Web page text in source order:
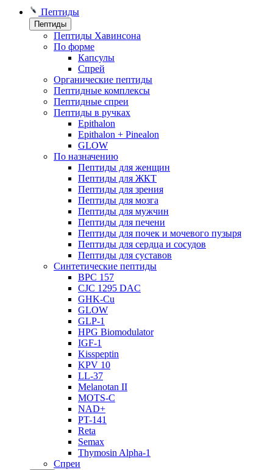
Пептиды
Пептиды
Пептиды Хавинсона
По форме
Капсулы
Спрей
Органические пептиды
Пептидные комплексы
Пептидные спреи
Пептиды в ручках
Epithalon
Epithalon + Pinealon
GLOW
По назначению
Пептиды для женщин
Пептиды для ЖКТ
Пептиды для зрения
Пептиды для мозга
Пептиды для мужчин
Пептиды для печени
Пептиды для почек и мочевого пузыря
Пептиды для сердца и сосудов
Пептиды для суставов
Синтетические пептиды
BPC 157
CJC 1295 DAC
GHK-Cu
GLOW
GLP-1
HPG Biomodulator
IGF-1
Kisspeptin
KPV 10
LL-37
Melanotan II
MOTS-C
NAD+
PT-141
Reta
Semax
Thymosin Alpha-1
Спреи